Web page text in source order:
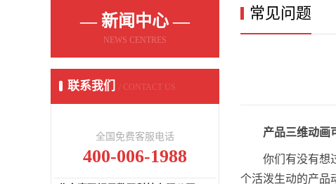
— 新闻中心 —
NEWS CENTRES
联系我们 / CONTACT US
全国免费客服电话
400-006-1988
常见问题
产品三维动画
你们有没有想
个活泼生动的产品